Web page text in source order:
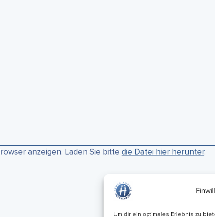
Um dir ein optimales Erlebnis zu
anzeigen. Laden Sie bitte die Datei hier herunter.